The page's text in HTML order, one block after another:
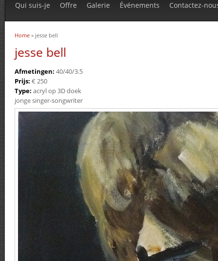
Qui suis-je Offre Galerie Événements Contactez-
You are here
Home » jesse bell
jesse bell
Afmetingen: 40/40/3.5
Prijs: € 250
Type: acryl op 3D doek
jonge singer-songwriter